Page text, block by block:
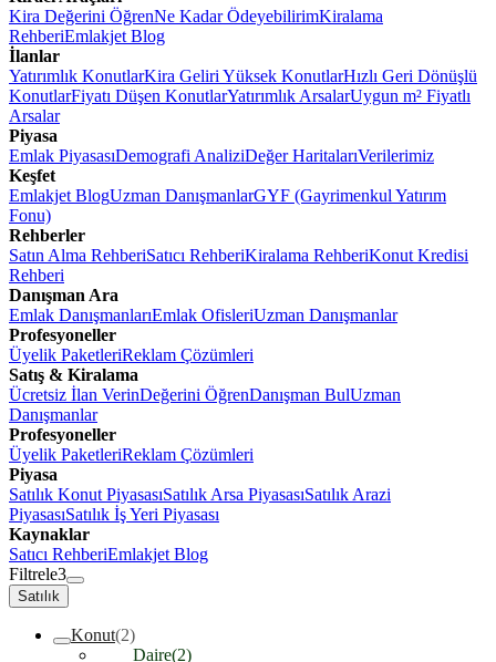
Kira Değerini ÖğrenNe Kadar ÖdeyebilirimKiralama
RehberiEmlakjet Blog
İlanlar
Yatırımlık KonutlarKira Geliri Yüksek KonutlarHızlı Geri Dönüşlü
KonutlarFiyatı Düşen KonutlarYatırımlık ArsalarUygun m² Fiyatlı
Arsalar
Piyasa
Emlak PiyasasıDemografi AnaliziDeğer HaritalarıVerilerimiz
Keşfet
Emlakjet BlogUzman DanışmanlarGYF (Gayrimenkul Yatırım
Fonu)
Rehberler
Satın Alma RehberiSatıcı RehberiKiralama RehberiKonut Kredisi
Rehberi
Danışman Ara
Emlak DanışmanlarıEmlak OfisleriUzman Danışmanlar
Profesyoneller
Üyelik PaketleriReklam Çözümleri
Satış & Kiralama
Ücretsiz İlan VerinDeğerini ÖğrenDanışman BulUzman
Danışmanlar
Profesyoneller
Üyelik PaketleriReklam Çözümleri
Piyasa
Satılık Konut PiyasasıSatılık Arsa PiyasasıSatılık Arazi
PiyasasıSatılık İş Yeri Piyasası
Kaynaklar
Satıcı RehberiEmlakjet Blog
Filtrele3
Satılık
Konut(2)
Daire(2)